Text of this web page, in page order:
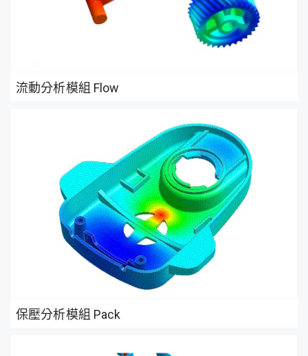
流動分析模組 Flow
保壓分析模組 Pack